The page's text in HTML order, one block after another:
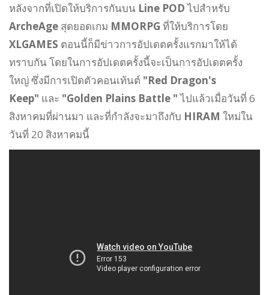
หลังจากที่เปิดให้บริการกันบน Line PODไปสำหรับ
ArcheAge สุดยอดเกม MMORPG ที่ให้บริการโดย
XLGAMES ตอนนี้ก็มีข่าวการอัปเดตครั้งแรกมาให้ได้
ทราบกัน โดยในการอัปเดตครั้งนี้จะเป็นการอัปเดตครั้ง
ใหญ่ ซึ่งมีการเปิดตัวคอนเท้นต์ "Red Dragon's
Keep" และ "Golden Plains Battle "ไปแล้วเมื่อวันที่ 6
สิงหาคมที่ผ่านมา และที่กำลังจะมาถึงกับ HIRAM ใหม่ใน
วันที่ 20 สิงหาคมนี้